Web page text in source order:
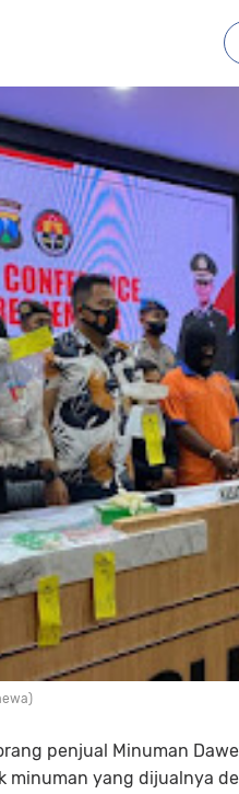
penjual Minuman
minuman yang dijualnya